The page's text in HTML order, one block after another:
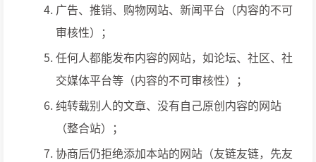
广告、推销、购物网站、新闻平台（内容的不可
审核性）；
任何人都能发布内容的网站，如论坛、社区、社
交媒体平台等（内容的不可审核性）；
纯转载别人的文章、没有自己原创内容的网站
（整合站）；
协商后仍拒绝添加本站的网站（友链友链，先友